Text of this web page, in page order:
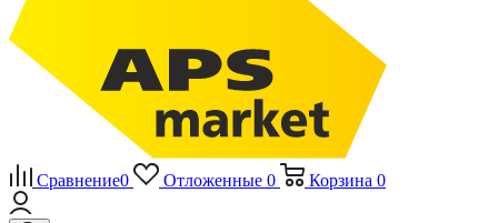
Сравнение0 Отложенные 0 Корзина 0